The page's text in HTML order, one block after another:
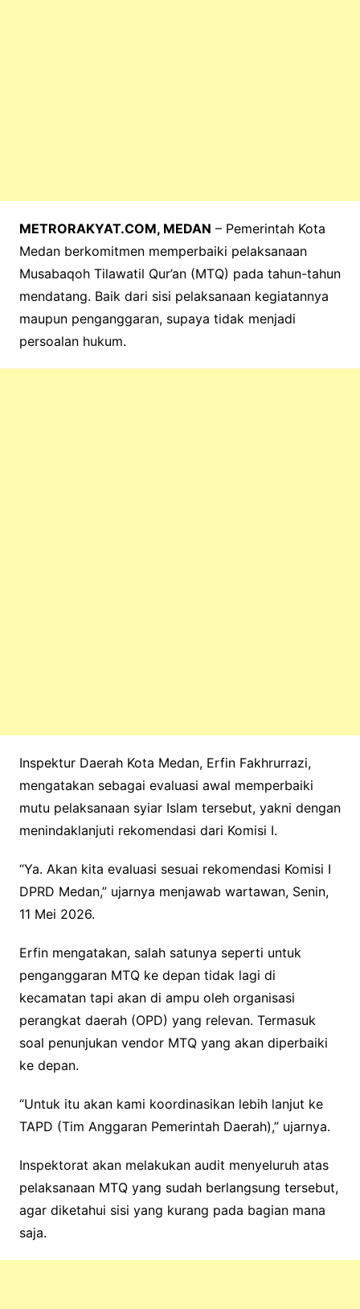
METRORAKYAT.COM, MEDAN – Pemerintah Kota
Medan berkomitmen memperbaiki pelaksanaan
Musabaqoh Tilawatil Qur’an (MTQ) pada tahun-tahun
mendatang. Baik dari sisi pelaksanaan kegiatannya
maupun penganggaran, supaya tidak menjadi
persoalan hukum.
Inspektur Daerah Kota Medan, Erfin Fakhrurrazi,
mengatakan sebagai evaluasi awal memperbaiki
mutu pelaksanaan syiar Islam tersebut, yakni dengan
menindaklanjuti rekomendasi dari Komisi I.
“Ya. Akan kita evaluasi sesuai rekomendasi Komisi I
DPRD Medan,” ujarnya menjawab wartawan, Senin,
11 Mei 2026.
Erfin mengatakan, salah satunya seperti untuk
penganggaran MTQ ke depan tidak lagi di
kecamatan tapi akan di ampu oleh organisasi
perangkat daerah (OPD) yang relevan. Termasuk
soal penunjukan vendor MTQ yang akan diperbaiki
ke depan.
“Untuk itu akan kami koordinasikan lebih lanjut ke
TAPD (Tim Anggaran Pemerintah Daerah),” ujarnya.
Inspektorat akan melakukan audit menyeluruh atas
pelaksanaan MTQ yang sudah berlangsung tersebut,
agar diketahui sisi yang kurang pada bagian mana
saja.